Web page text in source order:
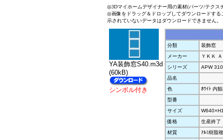
◎3Dマイホームデザイナー用の素材(パーツ/テクス
◎画像をドラッグ＆ドロップしてダウンロードす
示されていないデータはダウンロードできません。
YA装飾窓S40.m3d
(60kB)
シンボル付き
分類
装飾窓
メーカー
ＹＫＫ
シリーズ
APW 310
品名
色
ﾎﾜｲﾄ 内観
型番
サイズ
価格
生産終了
材質
ｱﾙﾐ樹脂